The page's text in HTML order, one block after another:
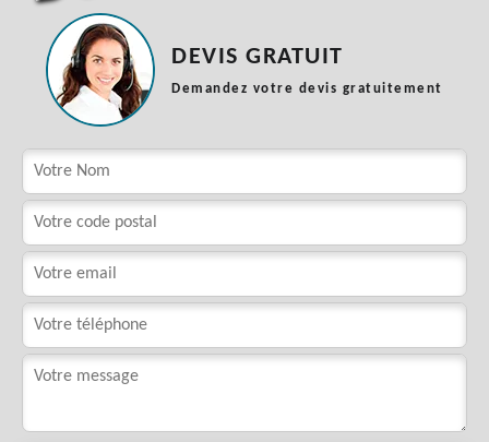
DEVIS GRATUIT
Demandez votre devis gratuitement